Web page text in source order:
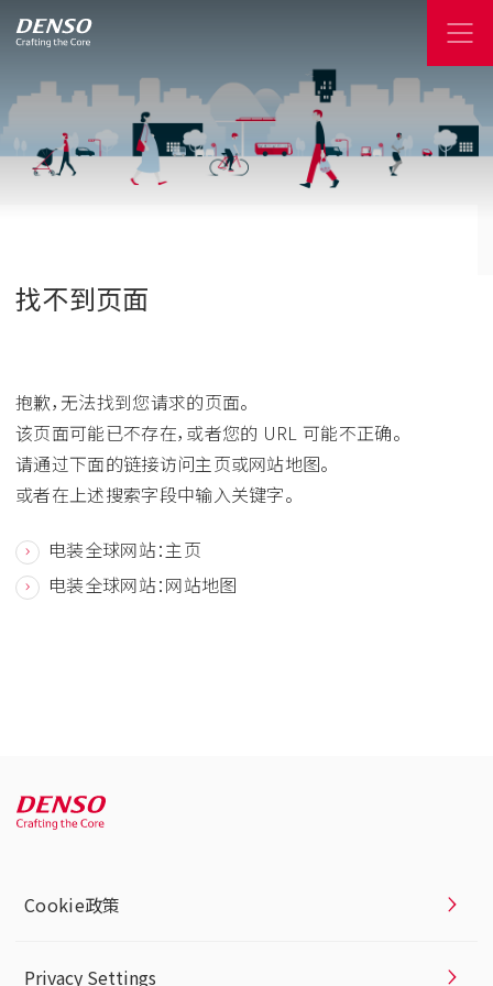
找不到页面
抱歉，无法找到您请求的页面。
该页面可能已不存在，或者您的 URL 可能不正确。
请通过下面的链接访问主页或网站地图。
或者在上述搜索字段中输入关键字。
电装全球网站：主页
电装全球网站：网站地图
Cookie政策
Privacy Settings